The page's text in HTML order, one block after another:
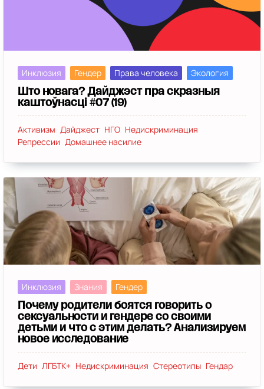
Инклюзия Гендер Права человека Экология
Што новага? Дайджэст пра скразныя
каштоўнасці #07 (19)
Активизм Дайджест НГО Недискриминация
Репрессии Домашнее насилие
Инклюзия Знания Гендер
Почему родители боятся говорить о
сексуальности и гендере со своими
детьми и что с этим делать? Анализируем
новое исследование
Дети ЛГБТК+ Недискриминация Стереотипы Гендар